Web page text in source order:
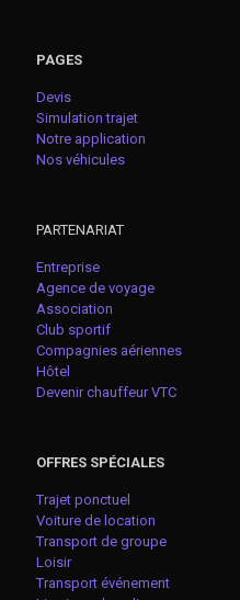
PAGES
Devis
Simulation trajet
Notre application
Nos véhicules
PARTENARIAT
Entreprise
Agence de voyage
Association
Club sportif
Compagnies aériennes
Hôtel
Devenir chauffeur VTC
OFFRES SPÉCIALES
Trajet ponctuel
Voiture de location
Transport de groupe
Loisir
Transport événement